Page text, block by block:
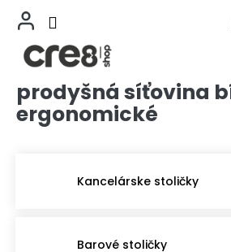
Prejsť
obsah
prodyšná síťovina
ergonomické
Kancelárske stoličky
Barové stoličky